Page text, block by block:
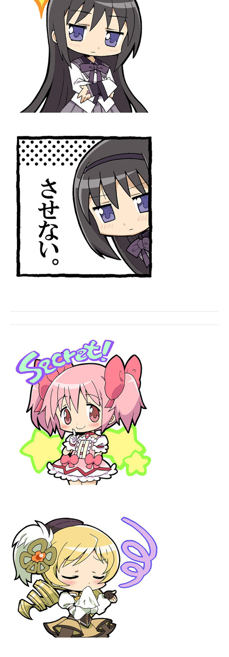
電子設計の基本と応用
エネルギーの専門メディア
建設×テクノロジーの最前線
ちょっと気になるネットの話題